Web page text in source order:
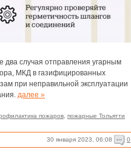
два случая отправления угарным
МКД в газифицированных
при неправильной эксплуатации
далее »
пожаров пожарные Тольятти
30 января 2023, 06:08 0